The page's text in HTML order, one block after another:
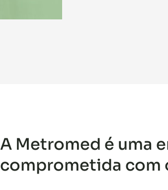
A Metromed é uma
comprometida com